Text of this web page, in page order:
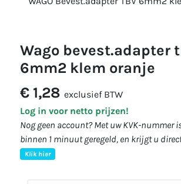
wago bevest.adapter tbv
6mm2 klem oranje
€ 1,28 exclusief BTW
Log in voor netto prijzen!
Nog geen account? Met uw KVK-nummer
binnen 1 minuut geregeld, en krijgt u
Klik hier